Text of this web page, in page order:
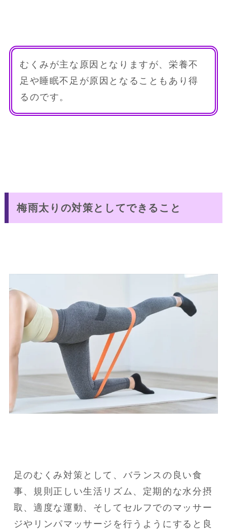
むくみが主な原因となりますが、栄養不
足や睡眠不足が原因となることもあり得
るのです。
梅雨太りの対策としてできること
足のむくみ対策として、バランスの良い食
事、規則正しい生活リズム、定期的な水分摂
取、適度な運動、そしてセルフでのマッサー
ジやリンパマッサージを行うようにすると良